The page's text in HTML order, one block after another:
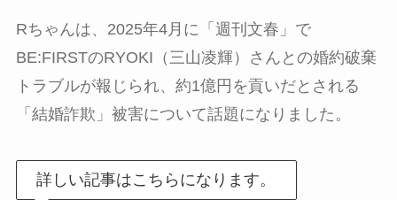
Rちゃんは、2025年4月に「週刊文春」で
BE:FIRSTのRYOKI（三山凌輝）さんとの婚約破棄
トラブルが報じられ、約1億円を貢いだとされる
「結婚詐欺」被害について話題になりました。
詳しい記事はこちらになります。